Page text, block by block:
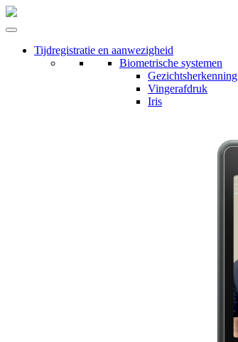
Tijdregistratie en aanwezigheid
Biometrische systemen
Gezichtsherkenning
Vingerafdruk
Iris